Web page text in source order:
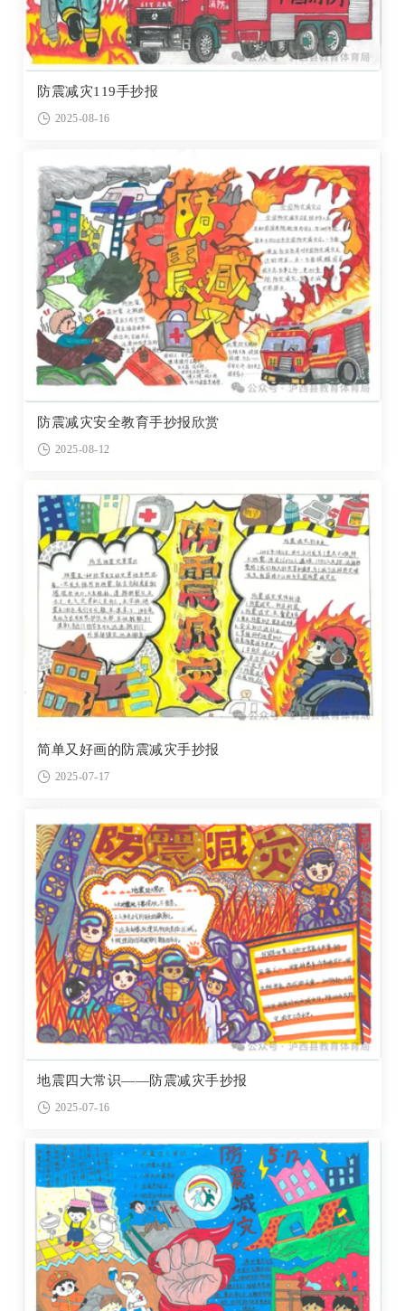
防震减灾119手抄报
2025-08-16
防震减灾安全教育手抄报欣赏
2025-08-12
简单又好画的防震减灾手抄报
2025-07-17
地震四大常识——防震减灾手抄报
2025-07-16